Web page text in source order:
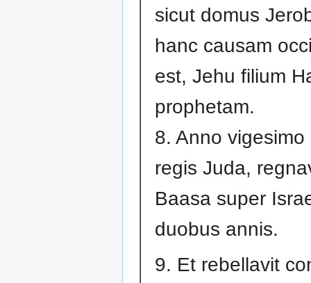
sicut domus
hanc causam
est, Jehu filium
prophetam.
8. Anno vigesimo
regis Juda,
Baasa super
duobus annis.
9. Et rebellavit